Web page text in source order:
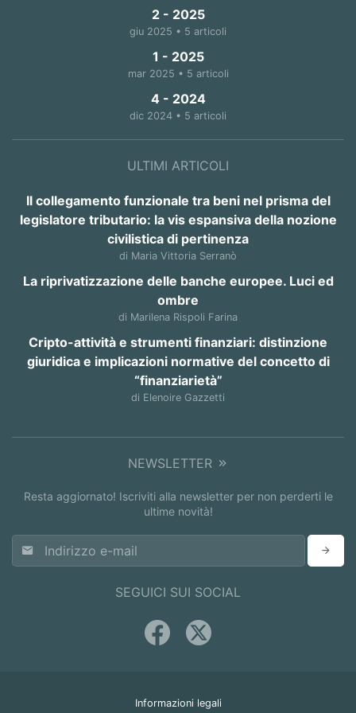
2 - 2025
giu 2025 • 5 articoli
1 - 2025
mar 2025 • 5 articoli
4 - 2024
dic 2024 • 5 articoli
ULTIMI ARTICOLI
Il collegamento funzionale tra beni nel prisma del
legislatore tributario: la vis espansiva della nozione
civilistica di pertinenza
di Maria Vittoria Serranò
La riprivatizzazione delle banche europee. Luci ed
ombre
di Marilena Rispoli Farina
Cripto-attività e strumenti finanziari: distinzione
giuridica e implicazioni normative del concetto di
“finanziarietà”
di Elenoire Gazzetti
NEWSLETTER
Resta aggiornato! Iscriviti alla newsletter per non perderti le
ultime novità!
SEGUICI SUI SOCIAL
Informazioni legali